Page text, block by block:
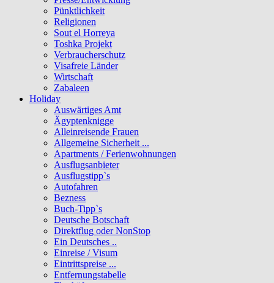
Pünktlichkeit
Religionen
Sout el Horreya
Toshka Projekt
Verbraucherschutz
Visafreie Länder
Wirtschaft
Zabaleen
Holiday
Auswärtiges Amt
Ägyptenknigge
Alleinreisende Frauen
Allgemeine Sicherheit ...
Apartments / Ferienwohnungen
Ausflugsanbieter
Ausflugstipp`s
Autofahren
Bezness
Buch-Tipp`s
Deutsche Botschaft
Direktflug oder NonStop
Ein Deutsches ..
Einreise / Visum
Eintrittspreise ...
Entfernungstabelle